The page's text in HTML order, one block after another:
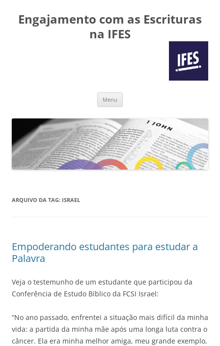
Engajamento com as Escrituras
na IFES
Menu
conteúdo
ARQUIVO DA TAG: ISRAEL
Empoderando estudantes para estudar a
Palavra
Veja o testemunho de um estudante que participou da
Conferência de Estudo Bíblico da FCSI Israel:
“No ano passado, enfrentei a situação mais difícil da minha
vida: a partida da minha mãe após uma longa luta contra o
câncer. Ela era minha melhor amiga, meu grande exemplo,